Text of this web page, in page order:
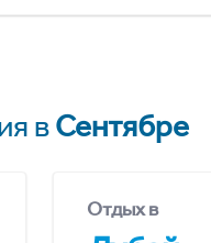
вСентябре
Отдых в